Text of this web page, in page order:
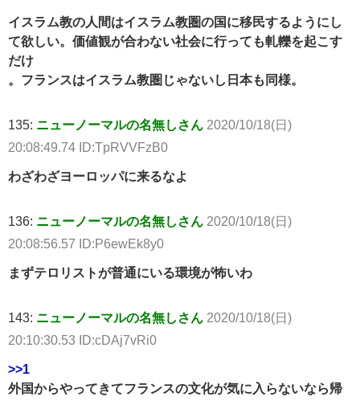
イスラム教の人間はイスラム教圏の国に移民するようにし
て欲しい。価値観が合わない社会に行っても軋轢を起こす
だけ
。フランスはイスラム教圏じゃないし日本も同様。
135: ニューノーマルの名無しさん 2020/10/18(日)
20:08:49.74 ID:TpRVVFzB0
わざわざヨーロッパに来るなよ
136: ニューノーマルの名無しさん 2020/10/18(日)
20:08:56.57 ID:P6ewEk8y0
まずテロリストが普通にいる環境が怖いわ
143: ニューノーマルの名無しさん 2020/10/18(日)
20:10:30.53 ID:cDAj7vRi0
>>1
外国からやってきてフランスの文化が気に入らないなら帰